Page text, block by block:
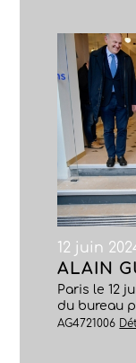
12 juin
ALAIN
Paris le 12
du bureau
AG4721006